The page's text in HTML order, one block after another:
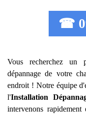
☎
Vous recherchez un
dépannage de votre
endroit ! Notre équipe
l'Installation
intervenons